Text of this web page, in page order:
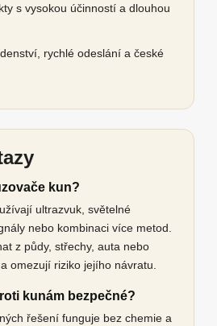
s vysokou účinností a dlouhou
rychlé odeslání a české
kun?
ultrazvuk, světelné
nebo kombinaci více metod.
z půdy, střechy, auta nebo
omezují riziko jejího návratu.
kunám bezpečné?
řešení funguje bez chemie a